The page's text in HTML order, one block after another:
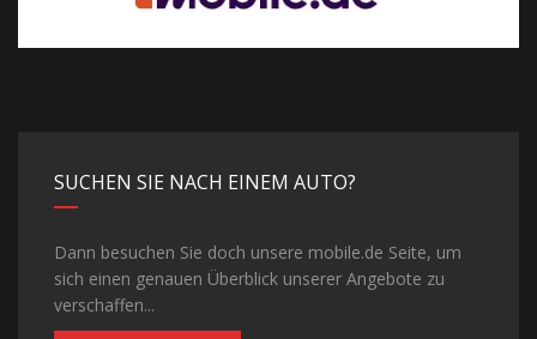
SUCHEN SIE NACH EINEM AUTO?
Dann besuchen Sie doch unsere mobile.de Seite, um
sich einen genauen Überblick unserer Angebote zu
verschaffen...